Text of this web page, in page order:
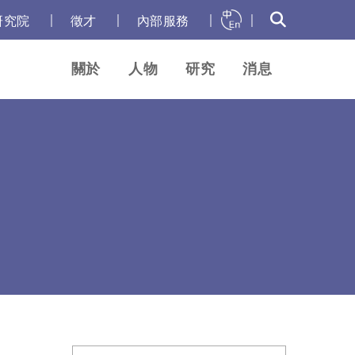
究院 徵才 內部服務
關於 人物 研究 消息